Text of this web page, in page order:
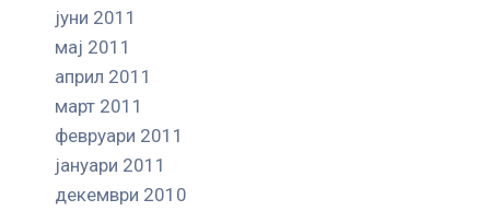
јуни 2011
мај 2011
април 2011
март 2011
февруари 2011
јануари 2011
декември 2010